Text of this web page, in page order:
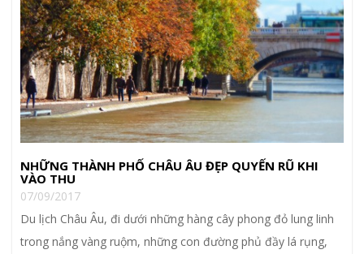
NHỮNG THÀNH PHỐ CHÂU ÂU ĐẸP QUYẾN RŨ KHI
VÀO THU
07/09/2017
Du lịch Châu Âu, đi dưới những hàng cây phong đỏ lung linh
trong nắng vàng ruộm, những con đường phủ đầy lá rụng,